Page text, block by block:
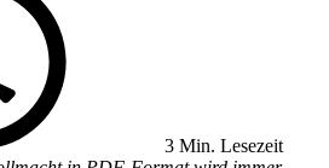
3 Min. Lesezeit